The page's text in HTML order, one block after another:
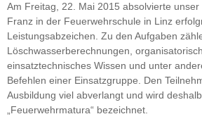
Am Freitag, 22. Mai 2015 absolvierte
Franz in der Feuerwehrschule in Linz
Leistungsabzeichen. Zu den Aufgaben
Löschwasserberechnungen,
einsatztechnisches Wissen und unter
Befehlen einer Einsatzgruppe. Den
Ausbildung viel abverlangt und wird
„Feuerwehrmatura“ bezeichnet.